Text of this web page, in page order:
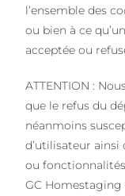
l’ensemble des
ou bien à ce
acceptée ou
ATTENTION :
que le refus du
néanmoins
d’utilisateur ainsi
ou
GC